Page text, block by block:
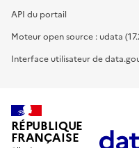
API du portail
Moteur open source : udata
Interface utilisateur de
RÉPUBLIQUE
FRANÇAISE